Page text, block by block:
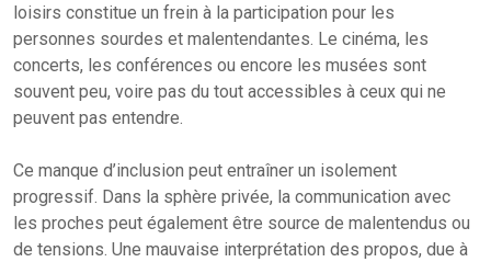
loisirs constitue un frein à la participation pour les
personnes sourdes et malentendantes. Le cinéma, les
concerts, les conférences ou encore les musées sont
souvent peu, voire pas du tout accessibles à ceux qui ne
peuvent pas entendre.
Ce manque d’inclusion peut entraîner un isolement
progressif. Dans la sphère privée, la communication avec
les proches peut également être source de malentendus ou
de tensions. Une mauvaise interprétation des propos, due à